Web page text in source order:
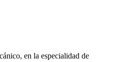
en la especialidad de